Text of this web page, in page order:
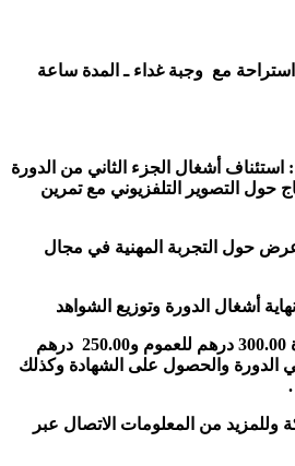
مع وجبة غداء ـ المدة ساعة
: استئناف أشغال الجزء الثاني من الدورة
حول التصوير التلفزيوني مع تمرين
عرض حول التجربة المهنية في مجال
أشغال الدورة وتوزيع الشواهد
واجب المشاركة في الدورة 300.00 درهم للعموم و250.00 درهم
الدورة والحصول على الشهادة وكذلك
وللمزيد من المعلومات الاتصال عبر